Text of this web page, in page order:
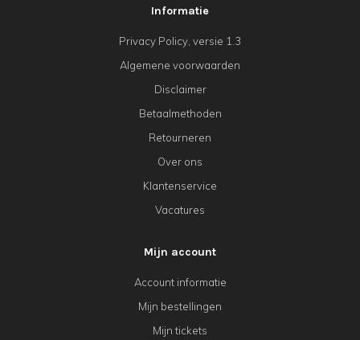
Informatie
Privacy Policy, versie 1.3
Algemene voorwaarden
Disclaimer
Betaalmethoden
Retourneren
Over ons
Klantenservice
Vacatures
Mijn account
Account informatie
Mijn bestellingen
Mijn tickets